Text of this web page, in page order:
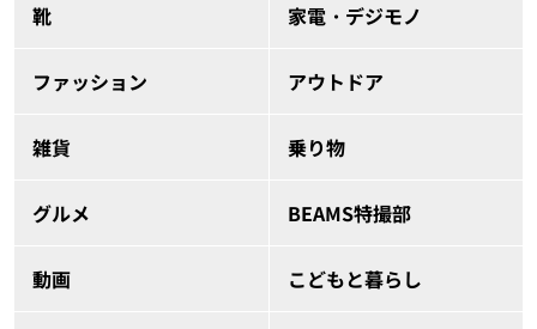
靴 家電・デジモノ
ファッション アウトドア
雑貨 乗り物
グルメ BEAMS特撮部
動画 こどもと暮らし